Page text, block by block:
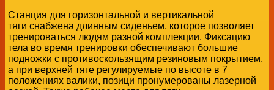
Станция для горизонтальной и вертикальной
тяги снабжена длинным сиденьем, которое позволяет
тренироваться людям разной комплекции. Фиксацию
тела во время тренировки обеспечивают большие
подножки c противоскользящим резиновым покрытием,
а при верхней тяге регулируемые по высоте в 7
положениях валики, позици пронумерованы лазерной